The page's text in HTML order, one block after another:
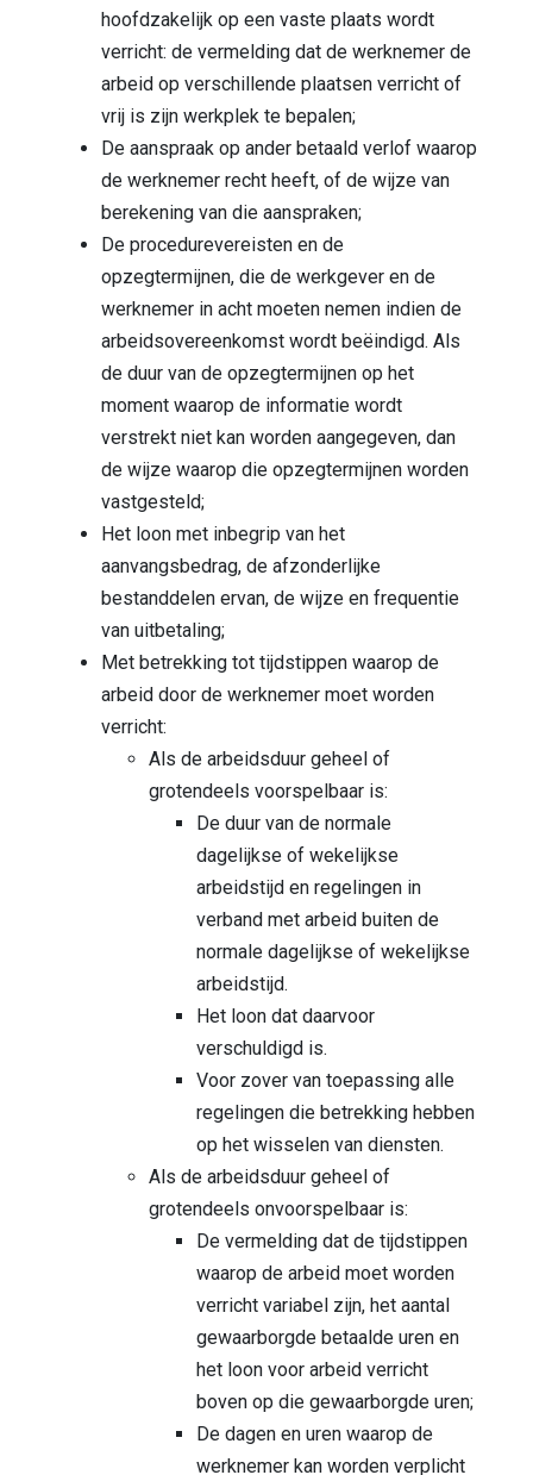
hoofdzakelijk op een vaste plaats wordt
verricht: de vermelding dat de werknemer de
arbeid op verschillende plaatsen verricht of
vrij is zijn werkplek te bepalen;
De aanspraak op ander betaald verlof waarop
de werknemer recht heeft, of de wijze van
berekening van die aanspraken;
De procedurevereisten en de
opzegtermijnen, die de werkgever en de
werknemer in acht moeten nemen indien de
arbeidsovereenkomst wordt beëindigd. Als
de duur van de opzegtermijnen op het
moment waarop de informatie wordt
verstrekt niet kan worden aangegeven, dan
de wijze waarop die opzegtermijnen worden
vastgesteld;
Het loon met inbegrip van het
aanvangsbedrag, de afzonderlijke
bestanddelen ervan, de wijze en frequentie
van uitbetaling;
Met betrekking tot tijdstippen waarop de
arbeid door de werknemer moet worden
verricht:
Als de arbeidsduur geheel of
grotendeels voorspelbaar is:
De duur van de normale
dagelijkse of wekelijkse
arbeidstijd en regelingen in
verband met arbeid buiten de
normale dagelijkse of wekelijkse
arbeidstijd.
Het loon dat daarvoor
verschuldigd is.
Voor zover van toepassing alle
regelingen die betrekking hebben
op het wisselen van diensten.
Als de arbeidsduur geheel of
grotendeels onvoorspelbaar is:
De vermelding dat de tijdstippen
waarop de arbeid moet worden
verricht variabel zijn, het aantal
gewaarborgde betaalde uren en
het loon voor arbeid verricht
boven op die gewaarborgde uren;
De dagen en uren waarop de
werknemer kan worden verplicht